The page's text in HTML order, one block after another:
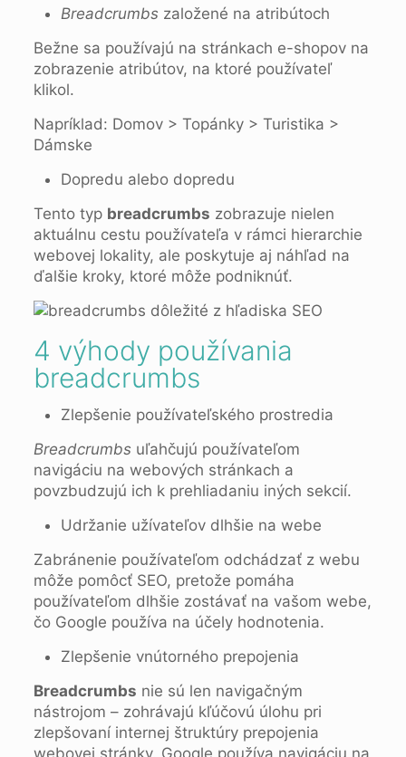
Breadcrumbszaložené na atribútoch
Bežne sa používajú na stránkach e-shopov na
zobrazenie atribútov, na ktoré používateľ
klikol.
Napríklad: Domov > Topánky > Turistika >
Dámske
Dopredu alebo dopredu
Tento typ breadcrumbs zobrazuje nielen
aktuálnu cestu používateľa v rámci hierarchie
webovej lokality, ale poskytuje aj náhľad na
ďalšie kroky, ktoré môže podniknúť.
4 výhody používania
breadcrumbs
Zlepšenie používateľského prostredia
Breadcrumbsuľahčujú používateľom
navigáciu na webových stránkach a
povzbudzujú ich k prehliadaniu iných sekcií.
Udržanie užívateľov dlhšie na webe
Zabránenie používateľom odchádzať z webu
môže pomôcť SEO, pretože pomáha
používateľom dlhšie zostávať na vašom webe,
čo Google používa na účely hodnotenia.
Zlepšenie vnútorného prepojenia
Breadcrumbs nie sú len navigačným
nástrojom – zohrávajú kľúčovú úlohu pri
zlepšovaní internej štruktúry prepojenia
webovej stránky. Google používa navigáciu na